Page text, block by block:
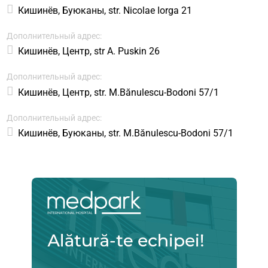
Кишинёв, Буюканы, str. Nicolae Iorga 21
Дополнительный адрес:
Кишинёв, Центр, str A. Puskin 26
Дополнительный адрес:
Кишинёв, Центр, str. M.Bănulescu-Bodoni 57/1
Дополнительный адрес:
Кишинёв, Буюканы, str. M.Bănulescu-Bodoni 57/1